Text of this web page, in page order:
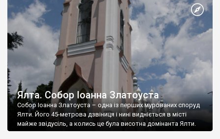
Ялта. Собор Іоанна Златоуста
Собор Іоанна Златоуста – одна із перших мурованих споруд
Ялти. Його 45-метрова дзвіниця і нині видніється в місті
майже звідусіль, а колись це була висотна домінанта Ялти.